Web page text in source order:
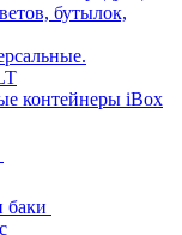
бутылок,
контейнеры iBox
баки